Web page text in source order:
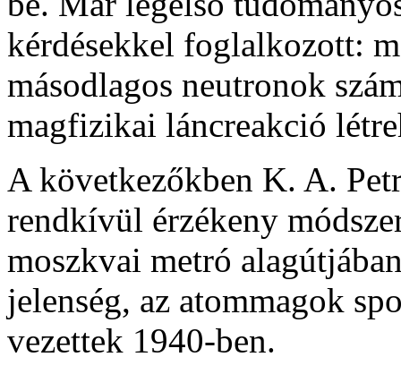
kérdésekkel foglalkozott:
másodlagos neutronok
magfizikai láncreakció
A következőkben K. A.
rendkívül érzékeny
moszkvai metró
jelenség, az atom­magok
vezettek 1940-ben.